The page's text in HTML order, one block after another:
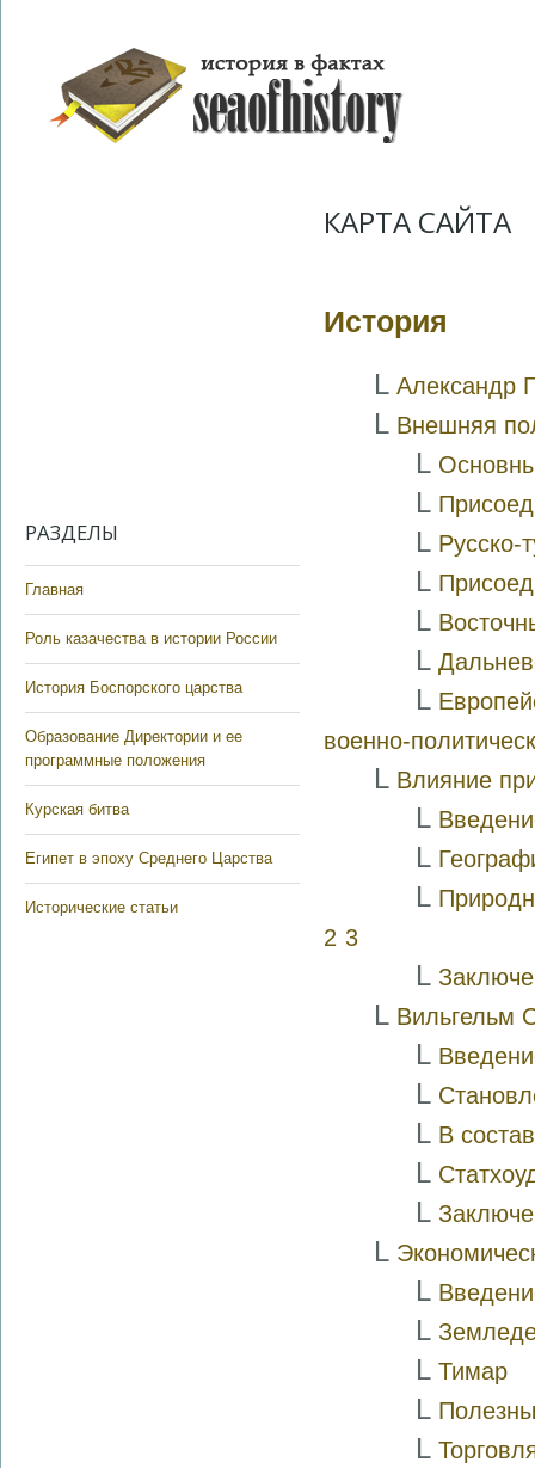
РАЗДЕЛЫ
Главная
Роль казачества в истории России
История Боспорского царства
Образование Директории и ее
программные положения
Курская битва
Египет в эпоху Среднего Царства
Исторические статьи
КАРТА САЙТА
История
L Александр
L Внешняя
L
L
L Русско-
L
L
L
L
военно-
L Влияние
L
L
L
2 3
L
L Вильгельм
L
L
L В
L
L
L
L
L
L Тимар
L
L